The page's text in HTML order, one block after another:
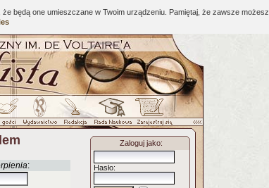
będą one umieszczane w Twoim urządzeniu. Pamiętaj, że zawsze możesz
:
Zaloguj jako:
Hasło: